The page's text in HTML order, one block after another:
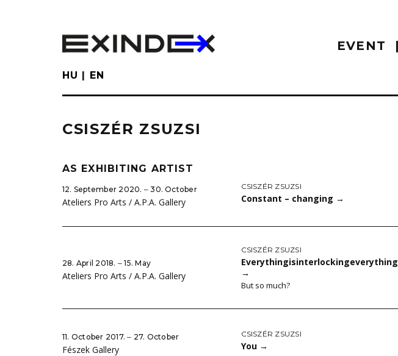
EVENT
HU EN
CSISZÉR ZSUZSI
AS EXHIBITING ARTIST
12. September 2020. ‒ 30. October
Ateliers Pro Arts / A.P.A. Gallery
CSISZÉR ZSUZSI
Constant – changing →
28. April 2018. ‒ 15. May
Ateliers Pro Arts / A.P.A. Gallery
CSISZÉR ZSUZSI
Everythingisinterlockingeverything
→
But so much?
11. October 2017. ‒ 27. October
Fészek Gallery
CSISZÉR ZSUZSI
You →